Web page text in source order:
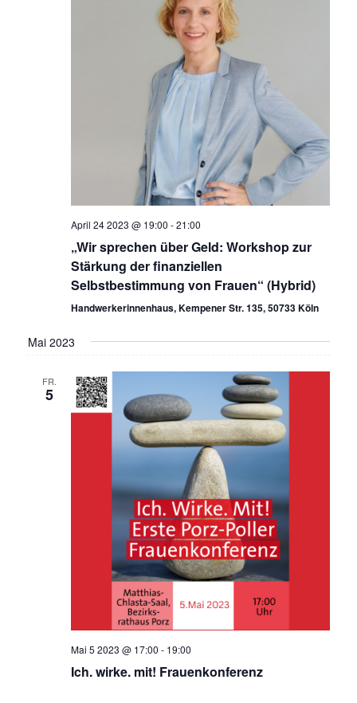
April 24 2023 @ 19:00 -21:00
„Wir sprechen über Geld: Workshop zur
Stärkung der finanziellen
Selbstbestimmung von Frauen“ (Hybrid)
Handwerkerinnenhaus, Kempener Str. 135, 50733 Köln
Mai 2023
FR.
5
Mai 5 2023 @ 17:00 - 19:00
Ich. wirke. mit! Frauenkonferenz